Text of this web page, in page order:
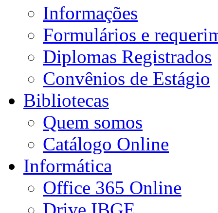
Informações
Formulários e
Diplomas Registrados
Convênios de Estágio
Bibliotecas
Quem somos
Catálogo Online
Informática
Office 365 Online